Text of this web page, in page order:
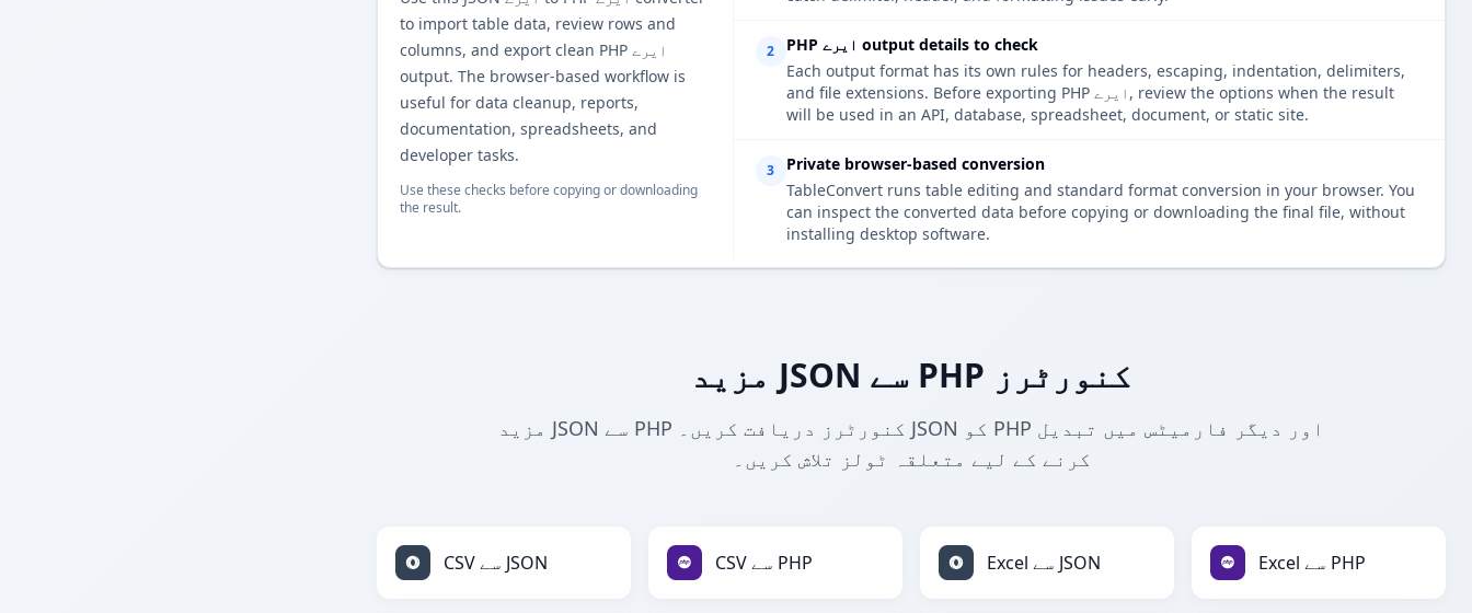
to import table data, review rows and
columns, and export clean PHP ایرے
output. The browser-based workflow is
useful for data cleanup, reports,
documentation, spreadsheets, and
developer tasks.
Use these checks before copying or downloading
the result.
2
PHP ایرے output details to check
Each output format has its own rules for headers, escaping, indentation, delimiters,
and file extensions. Before exporting PHP ایرے, review the options when the result
will be used in an API, database, spreadsheet, document, or static site.
3
Private browser-based conversion
TableConvert runs table editing and standard format conversion in your browser. You
can inspect the converted data before copying or downloading the final file, without
installing desktop software.
مزید JSON سے PHP کنورٹرز
مزید JSON سے PHP کنورٹرز دریافت کریں۔ JSON کو PHP اور دیگر فارمیٹس میں تبدیل
کرنے کے لیے متعلقہ ٹولز تلاش کریں۔
CSV سے JSON CSV سے PHP Excel سے JSON Excel سے PHP